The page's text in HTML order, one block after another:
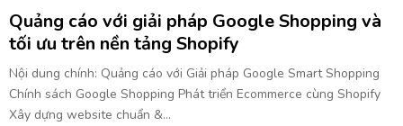
Quảng cáo với giải pháp Google Shopping và
tối ưu trên nền tảng Shopify
Nội dung chính: Quảng cáo với Giải pháp Google Smart Shopping
Chính sách Google Shopping Phát triển Ecommerce cùng Shopify
Xây dựng website chuẩn &...